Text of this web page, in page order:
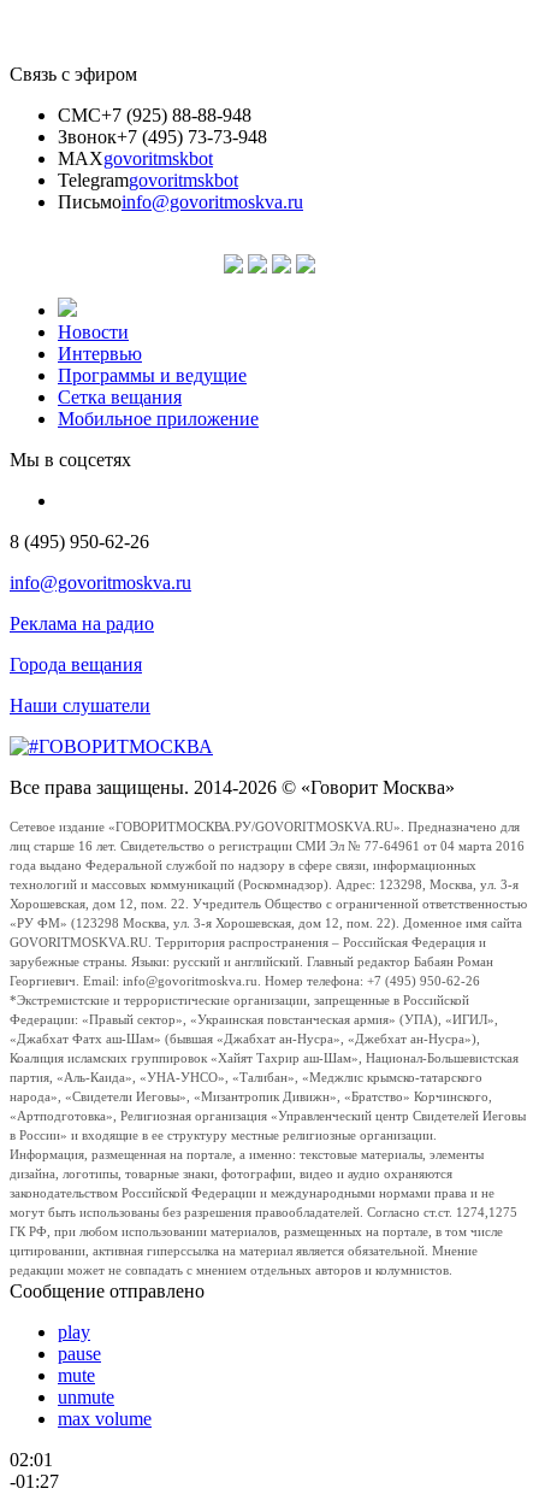
Связь с эфиром
СМС+7 (925) 88-88-948
Звонок+7 (495) 73-73-948
MAXgovoritmskbot
Telegramgovoritmskbot
Письмоinfo@govoritmoskva.ru
Новости
Интервью
Программы и ведущие
Сетка вещания
Мобильное приложение
Мы в соцсетях
8 (495) 950-62-26
info@govoritmoskva.ru
Реклама на радио
Города вещания
Наши слушатели
Все права защищены. 2014-2026 © «Говорит Москва»
Сетевое издание «ГОВОРИТМОСКВА.РУ/GOVORITMOSKVA.RU». Предназначено для
лиц старше 16 лет. Свидетельство о регистрации СМИ Эл № 77-64961 от 04 марта 2016
года выдано Федеральной службой по надзору в сфере связи, информационных
технологий и массовых коммуникаций (Роскомнадзор). Адрес: 123298, Москва, ул. 3-я
Хорошевская, дом 12, пом. 22. Учредитель Общество с ограниченной ответственностью
«РУ ФМ» (123298 Москва, ул. 3-я Хорошевская, дом 12, пом. 22). Доменное имя сайта
GOVORITMOSKVA.RU. Территория распространения – Российская Федерация и
зарубежные страны. Языки: русский и английский. Главный редактор Бабаян Роман
Георгиевич. Email: info@govoritmoskva.ru. Номер телефона: +7 (495) 950-62-26
*Экстремистские и террористические организации, запрещенные в Российской
Федерации: «Правый сектор», «Украинская повстанческая армия» (УПА), «ИГИЛ»,
«Джабхат Фатх аш-Шам» (бывшая «Джабхат ан-Нусра», «Джебхат ан-Нусра»),
Коалиция исламских группировок «Хайят Тахрир аш-Шам», Национал-Большевистская
партия, «Аль-Каида», «УНА-УНСО», «Талибан», «Меджлис крымско-татарского
народа», «Свидетели Иеговы», «Мизантропик Дивижн», «Братство» Корчинского,
«Артподготовка», Религиозная организация «Управленческий центр Свидетелей Иеговы
в России» и входящие в ее структуру местные религиозные организации.
Информация, размещенная на портале, а именно: текстовые материалы, элементы
дизайна, логотипы, товарные знаки, фотографии, видео и аудио охраняются
законодательством Российской Федерации и международными нормами права и не
могут быть использованы без разрешения правообладателей. Согласно ст.ст. 1274,1275
ГК РФ, при любом использовании материалов, размещенных на портале, в том числе
цитировании, активная гиперссылка на материал является обязательной. Мнение
редакции может не совпадать с мнением отдельных авторов и колумнистов.
Сообщение отправлено
play
pause
mute
unmute
max volume
02:01
-01:27